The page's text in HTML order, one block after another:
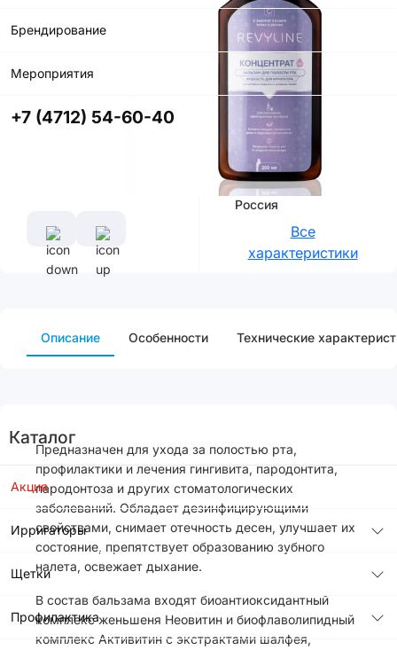
Брендирование
Мероприятия
+7 (4712) 54-60-40
Каталог
Акция
Ирригаторы
Щетки
Профилактика
В корзину
Купить в
приложении
со скидкой
Характеристики
Производитель
Россия
Все
характеристики
Описание Особенности Технические
Предназначен для ухода за полостью рта,
профилактики и лечения гингивита, пародонтита,
пародонтоза и других стоматологических
заболеваний. Обладает дезинфицирующими
свойствами, снимает отечность десен, улучшает их
состояние, препятствует образованию зубного
налета, освежает дыхание.
В состав бальзама входят биоантиоксидантный
комплекс женьшеня Неовитин и биофлаволипидный
комплекс Активитин с экстрактами шалфея,